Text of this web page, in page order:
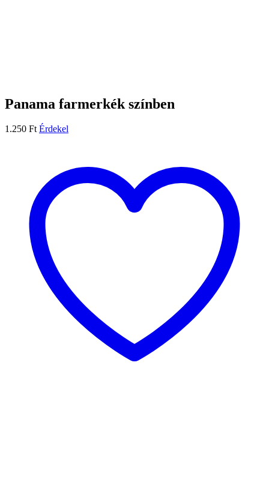
Panama farmerkék színben
1.250 Ft Érdekel